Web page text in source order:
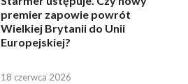
premier zapowie powrót
Wielkiej Brytanii do Unii
Europejskiej?
18 czerwca 2026